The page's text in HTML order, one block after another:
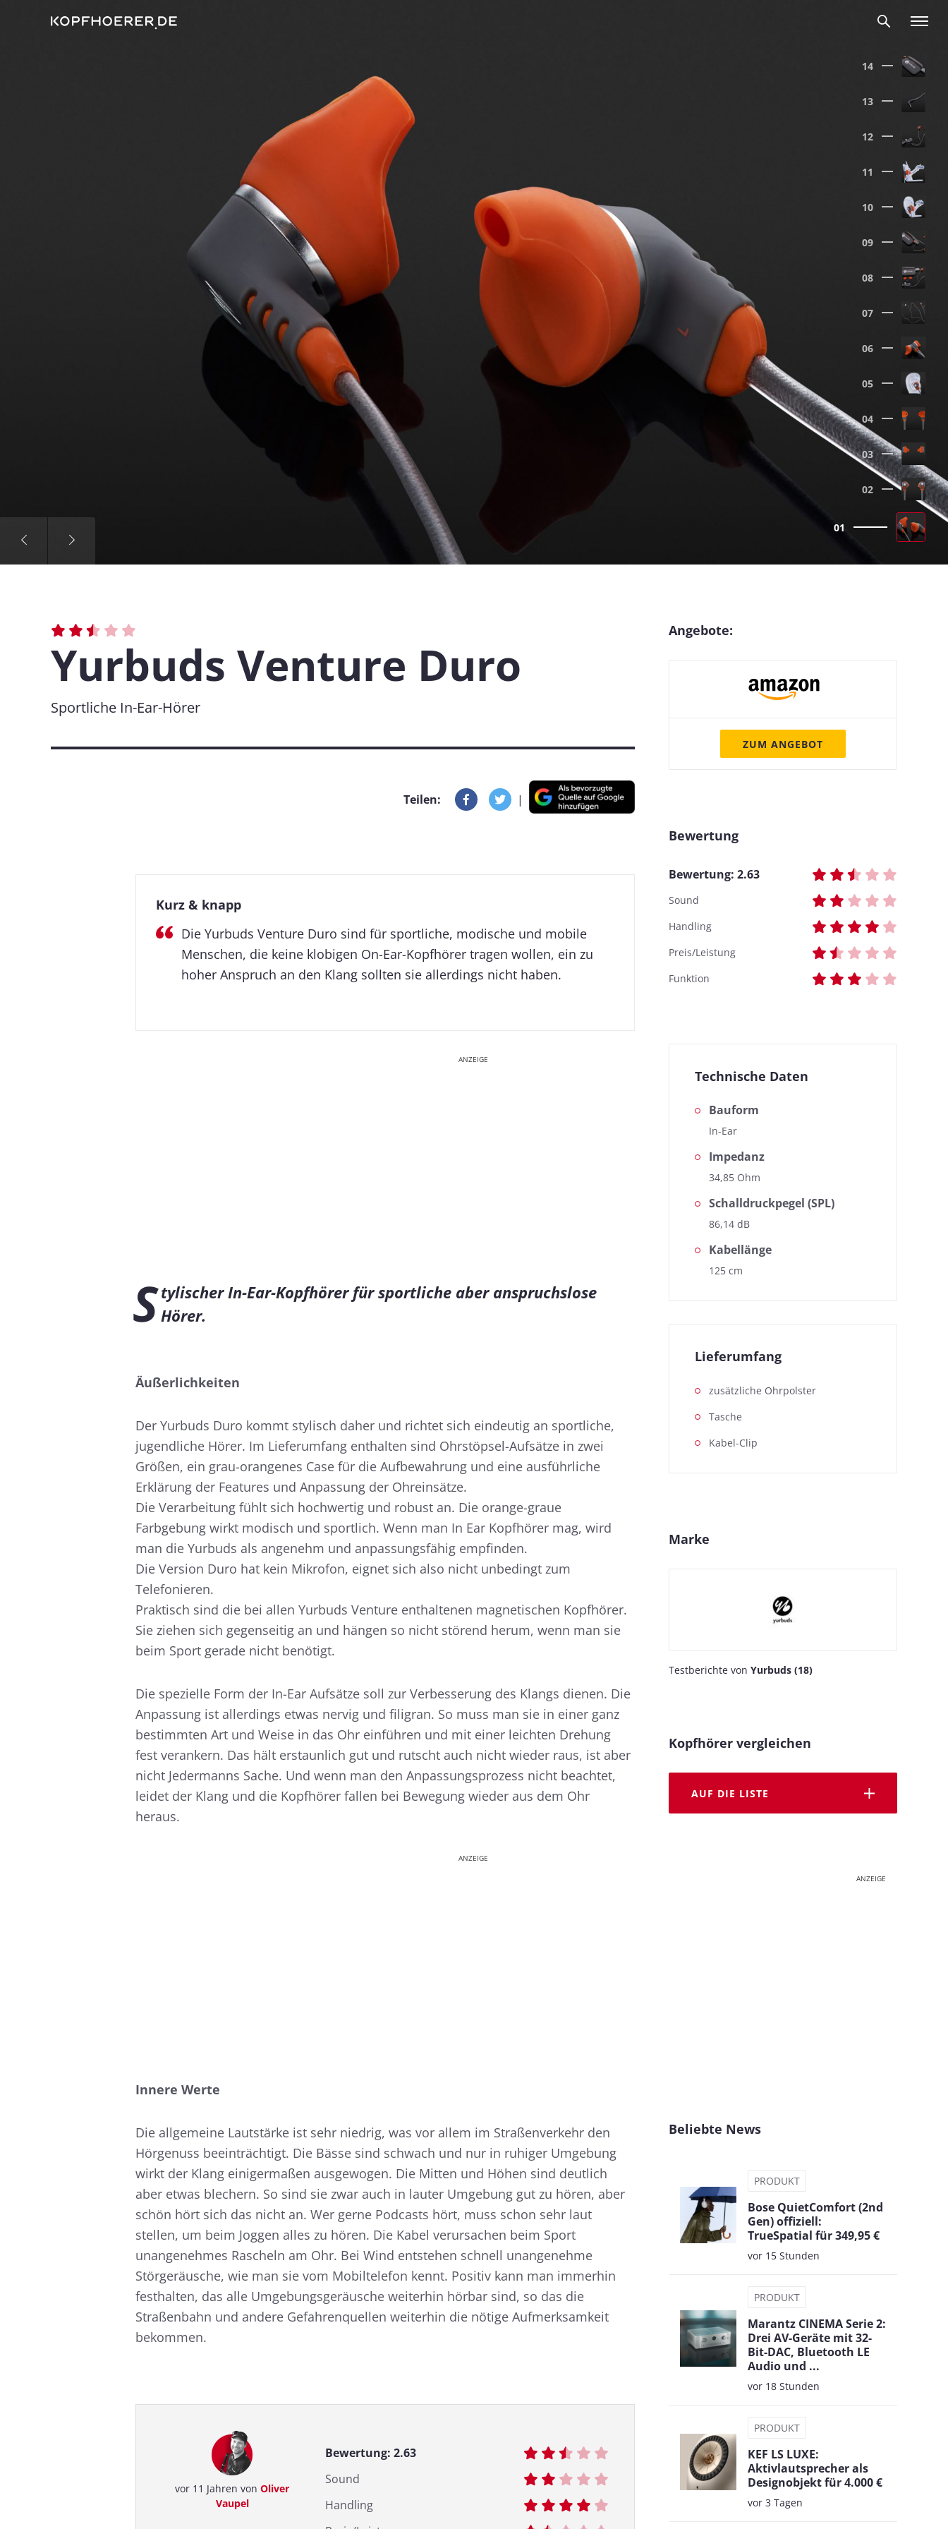
01
02
03
04
05
06
07
08
09
10
11
12
13
14
Yurbuds Venture Duro
Sportliche In-Ear-Hörer
Teilen: |
Kurz & knapp
Die Yurbuds Venture Duro sind für sportliche, modische und mobile
Menschen, die keine klobigen On-Ear-Kopfhörer tragen wollen, ein zu
hoher Anspruch an den Klang sollten sie allerdings nicht haben.
ANZEIGE
Stylischer In-Ear-Kopfhörer für sportliche aber anspruchslose
Hörer.
Äußerlichkeiten
Der Yurbuds Duro kommt stylisch daher und richtet sich eindeutig an sportliche,
jugendliche Hörer. Im Lieferumfang enthalten sind Ohrstöpsel-Aufsätze in zwei
Größen, ein grau-orangenes Case für die Aufbewahrung und eine ausführliche
Erklärung der Features und Anpassung der Ohreinsätze.
Die Verarbeitung fühlt sich hochwertig und robust an. Die orange-graue
Farbgebung wirkt modisch und sportlich. Wenn man In Ear Kopfhörer mag, wird
man die Yurbuds als angenehm und anpassungsfähig empfinden.
Die Version Duro hat kein Mikrofon, eignet sich also nicht unbedingt zum
Telefonieren.
Praktisch sind die bei allen Yurbuds Venture enthaltenen magnetischen Kopfhörer.
Sie ziehen sich gegenseitig an und hängen so nicht störend herum, wenn man sie
beim Sport gerade nicht benötigt.
Die spezielle Form der In-Ear Aufsätze soll zur Verbesserung des Klangs dienen. Die
Anpassung ist allerdings etwas nervig und filigran. So muss man sie in einer ganz
bestimmten Art und Weise in das Ohr einführen und mit einer leichten Drehung
fest verankern. Das hält erstaunlich gut und rutscht auch nicht wieder raus, ist aber
nicht Jedermanns Sache. Und wenn man den Anpassungsprozess nicht beachtet,
leidet der Klang und die Kopfhörer fallen bei Bewegung wieder aus dem Ohr
heraus.
ANZEIGE
Innere Werte
Die allgemeine Lautstärke ist sehr niedrig, was vor allem im Straßenverkehr den
Hörgenuss beeinträchtigt. Die Bässe sind schwach und nur in ruhiger Umgebung
wirkt der Klang einigermaßen ausgewogen. Die Mitten und Höhen sind deutlich
aber etwas blechern. So sind sie zwar auch in lauter Umgebung gut zu hören, aber
schön hört sich das nicht an. Wer gerne Podcasts hört, muss schon sehr laut
stellen, um beim Joggen alles zu hören. Die Kabel verursachen beim Sport
unangenehmes Rascheln am Ohr. Bei Wind entstehen schnell unangenehme
Störgeräusche, wie man sie vom Mobiltelefon kennt. Positiv kann man immerhin
festhalten, das alle Umgebungsgeräusche weiterhin hörbar sind, so das die
Straßenbahn und andere Gefahrenquellen weiterhin die nötige Aufmerksamkeit
bekommen.
vor 11 Jahren von Oliver
Vaupel
Bewertung: 2.63
Sound
Handling
Angebote:
ZUM ANGEBOT
Bewertung
Bewertung: 2.63
Sound
Handling
Preis/Leistung
Funktion
Technische Daten
Bauform
In-Ear
Impedanz
34,85 Ohm
Schalldruckpegel (SPL)
86,14 dB
Kabellänge
125 cm
Lieferumfang
zusätzliche Ohrpolster
Tasche
Kabel-Clip
Marke
Testberichte von Yurbuds (18)
Kopfhörer vergleichen
AUF DIE LISTE
ANZEIGE
Beliebte News
PRODUKT
Bose QuietComfort (2nd
Gen) offiziell:
TrueSpatial für 349,95 €
vor 15 Stunden
PRODUKT
Marantz CINEMA Serie 2:
Drei AV-Geräte mit 32-
Bit-DAC, Bluetooth LE
Audio und ...
vor 18 Stunden
PRODUKT
KEF LS LUXE:
Aktivlautsprecher als
Designobjekt für 4.000 €
vor 3 Tagen